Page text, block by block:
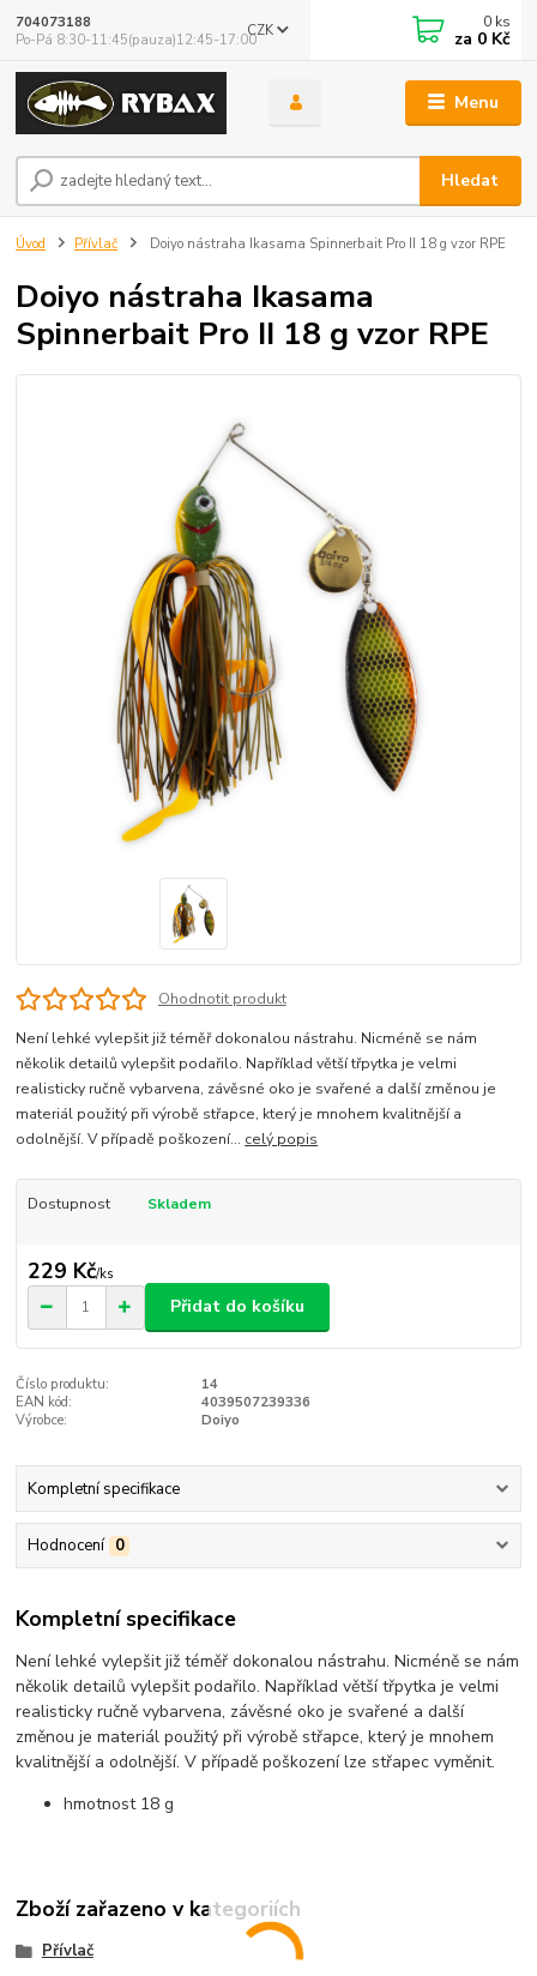
Menu
CZK
Hledat
704073188
Po-Pá 8:30-11:45(pauza)12:45-17:00
0 ks
za 0 Kč
Úvod Přívlač Doiyo nástraha Ikasama Spinnerbait Pro II 18 g vzor RPE
Doiyo nástraha Ikasama
Spinnerbait Pro II 18 g vzor RPE
Ohodnotit produkt
Není lehké vylepšit již téměř dokonalou nástrahu. Nicméně se nám
několik detailů vylepšit podařilo. Například větší třpytka je velmi
realisticky ručně vybarvena, závěsné oko je svařené a další změnou je
materiál použitý při výrobě střapce, který je mnohem kvalitnější a
odolnější. V případě poškození... celý popis
Dostupnost Skladem
229 Kč/ks
Přidat do košíku
Číslo produktu:
14
EAN kód:
4039507239336
Výrobce:
Doiyo
Kompletní specifikace
Hodnocení 0
Kompletní specifikace
Není lehké vylepšit již téměř dokonalou nástrahu. Nicméně se nám
několik detailů vylepšit podařilo. Například větší třpytka je velmi
realisticky ručně vybarvena, závěsné oko je svařené a další
změnou je materiál použitý při výrobě střapce, který je mnohem
kvalitnější a odolnější. V případě poškození lze střapec vyměnit.
hmotnost 18 g
Zboží zařazeno v kategoriích
Přívlač